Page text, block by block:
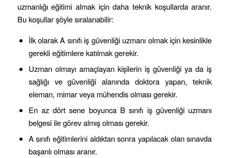
uzmanlığı eğitimi almak için daha teknik koşullarda aranır.
Bu koşullar şöyle sıralanabilir:
İlk olarak A sınıfı iş güvenliği uzmanı olmak için kesinlikle
gerekli eğitimlere katılmak gerekir.
Uzman olmayı amaçlayan kişilerin iş güvenliği ya da iş
sağlığı ve güvenliği alanında doktora yapan, teknik
eleman, mimar veya mühendis olması gerekir.
En az dört sene boyunca B sınıfı iş güvenliği uzmanı
belgesi ile görev almış olması gerekir.
A sınıfı eğitimlerini aldıktan sonra yapılacak olan sınavda
başarılı olması aranır.